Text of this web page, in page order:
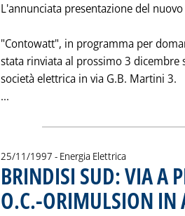
L'annunciata presentazione del
"Contowatt", in programma per
stata rinviata al prossimo 3 dicembre
società elettrica in via G.B. Martini 3.
...
25/11/1997 - Energia Elettrica
BRINDISI SUD: VIA A
O.C.-ORIMULSION IN